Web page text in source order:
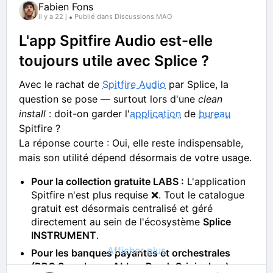
Fabien Fons
il y a 22 j Publié dans Discussions MAO
L'app Spitfire Audio est-elle
toujours utile avec Splice ?
Avec le rachat de Spitfire Audio par Splice, la
question se pose — surtout lors d'une clean
install : doit-on garder l'application de bureau
Spitfire ?
La réponse courte : Oui, elle reste indispensable,
mais son utilité dépend désormais de votre usage.
Pour la collection gratuite LABS : L'application
Spitfire n'est plus requise ❌. Tout le catalogue
gratuit est désormais centralisé et géré
directement au sein de l'écosystème Splice
INSTRUMENT.
Pour les banques payantes et orchestrales
(BBC Symphony, Abbey Road, Originals...)
Afficher plus